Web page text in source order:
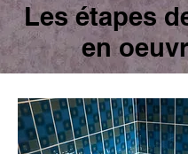
Les étapes
en